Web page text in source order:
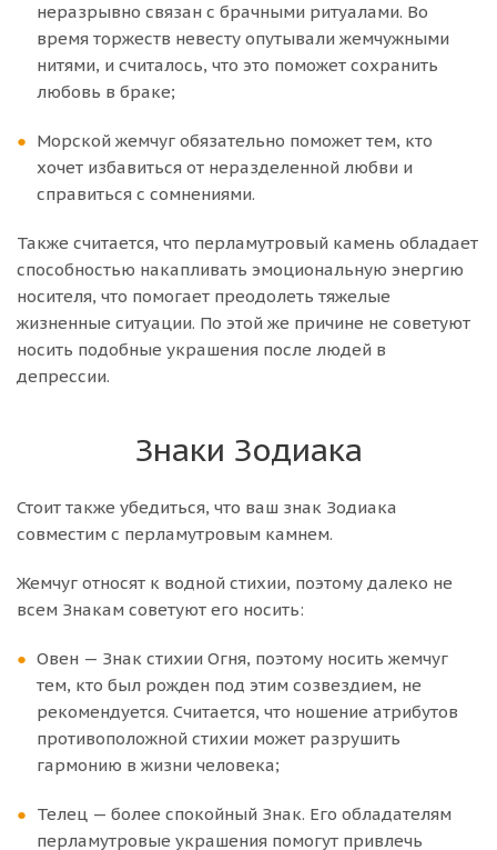
неразрывно связан с брачными ритуалами. Во
время торжеств невесту опутывали жемчужными
нитями, и считалось, что это поможет сохранить
любовь в браке;
Морской жемчуг обязательно поможет тем, кто
хочет избавиться от неразделенной любви и
справиться с сомнениями.
Также считается, что перламутровый камень обладает
способностью накапливать эмоциональную энергию
носителя, что помогает преодолеть тяжелые
жизненные ситуации. По этой же причине не советуют
носить подобные украшения после людей в
депрессии.
Знаки Зодиака
Стоит также убедиться, что ваш знак Зодиака
совместим с перламутровым камнем.
Жемчуг относят к водной стихии, поэтому далеко не
всем Знакам советуют его носить:
Овен — Знак стихии Огня, поэтому носить жемчуг
тем, кто был рожден под этим созвездием, не
рекомендуется. Считается, что ношение атрибутов
противоположной стихии может разрушить
гармонию в жизни человека;
Телец — более спокойный Знак. Его обладателям
перламутровые украшения помогут привлечь